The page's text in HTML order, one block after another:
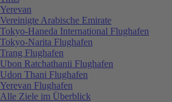
Yerevan
Vereinigte Arabische Emirate
Tokyo-Haneda International Flughafen
Tokyo-Narita Flughafen
Trang Flughafen
Ubon Ratchathanii Flughafen
Udon Thani Flughafen
Yerevan Flughafen
Alle Ziele im Überblick